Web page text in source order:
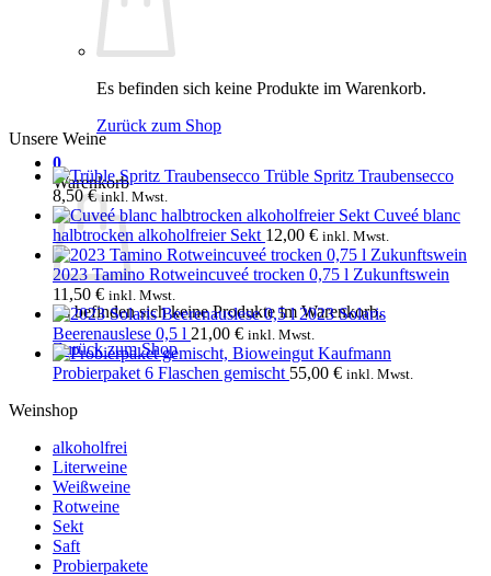
Es befinden sich keine Produkte im Warenkorb.
Zurück zum Shop
0
Warenkorb
Es befinden sich keine Produkte im Warenkorb.
Zurück zum Shop
Unsere Weine
Trüble Spritz Traubensecco
8,50€ inkl. Mwst.
Cuveé blanc
halbtrocken alkoholfreier Sekt 12,00 € inkl. Mwst.
2023 Tamino Rotweincuveé trocken 0,75 l Zukunftswein
11,50 € inkl. Mwst.
2023 Solaris
Beerenauslese 0,5 l 21,00 € inkl. Mwst.
Probierpaket 6 Flaschen gemischt 55,00 € inkl. Mwst.
Weinshop
alkoholfrei
Literweine
Weißweine
Rotweine
Sekt
Saft
Probierpakete